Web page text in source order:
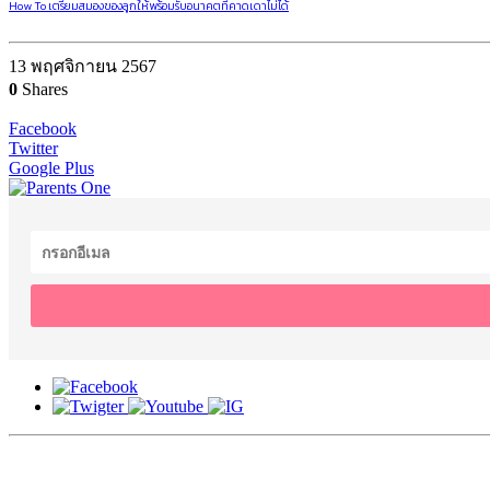
How To เตรียมสมองของลูกให้พร้อมรับอนาคตที่คาดเดาไม่ได้
13 พฤศจิกายน 2567
0 Shares
Facebook
Twitter
Google Plus